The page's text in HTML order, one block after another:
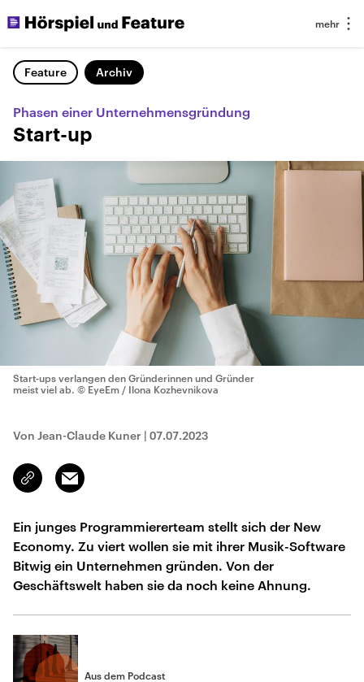
Feature Archiv
Phasen einer Unternehmensgründung
Start-up
Start-ups verlangen den Gründerinnen und Gründer
meist viel ab. © EyeEm / Ilona Kozhevnikova
Von Jean-Claude Kuner | 07.07.2023
Link
kopieren/teilen
Email
Ein junges Programmiererteam stellt sich der New
Economy. Zu viert wollen sie mit ihrer Musik-Software
Bitwig ein Unternehmen gründen. Von der
Geschäftswelt haben sie da noch keine Ahnung.
Aus dem Podcast